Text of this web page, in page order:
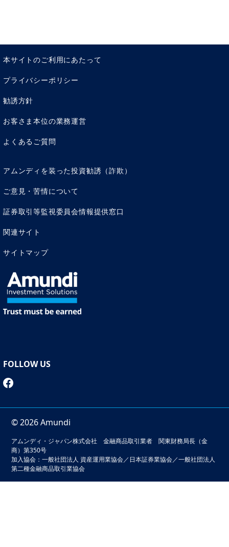
「資産運用」ではより大きな資金を創り上げられる可能性
が高くなりますから、目標金額が大きい「資産形成」の場
合にも、「資産運用」を使うことが多くなります。
資産形成の各種タイプ
目的のリスクと手段のリス
ク
と、もう一つ見えてくるのが「リスク」の意味です。「リ
スクとは何ですか？」と聞かれた時にどう答えるでしょう
か。一般には、「収益率のばらつきで表すもの」、「標準
偏差を使って数値化できる」といった回答が正解ですが、
立をした場合に、65歳で3000万円をつくるという「資産
形成」の計画は、金利が0％なら、達成できない可能性は
0％ですが、3000万円を創るという「目的」のリスクは
100％ということです。
逆に年率3％の収益率を想定した投資信託では、「手段」
のリスクは5％くらいあるかもしれません(もっと大きいか
も)。でも目標を達成できる可能性はある程度見込めま
本サイトのご利用にあたって
プライバシーポリシー
勧誘方針
お客さま本位の業務運営
よくあるご質問
アムンディを装った投資勧誘（詐欺）
ご意見・苦情について
証券取引等監視委員会情報提供窓口
関連サイト
サイトマップ
FOLLOW US
© 2026 Amundi
アムンディ・ジャパン株式会社 金融商品取引業者 関東財務局長（金
商）第350号
加入協会：一般社団法人 資産運用業協会／日本証券業協会／一般社団法人
第二種金融商品取引業協会